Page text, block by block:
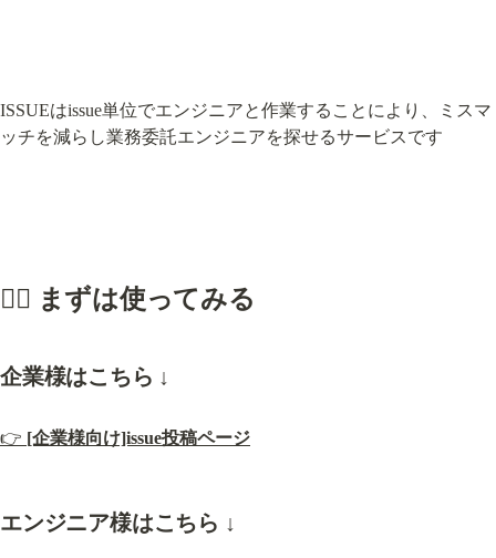
ISSUEはissue単位でエンジニアと作業することにより、ミスマ
ッチを減らし業務委託エンジニアを探せるサービスです
🏃‍♂️ まずは使ってみる
企業様はこちら ↓
👉 [企業様向け]issue投稿ページ
エンジニア様はこちら ↓